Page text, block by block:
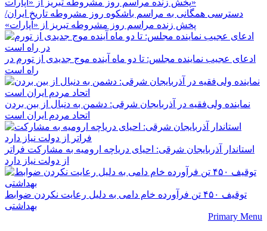
دسترسی همگانی به مراسم باشکوه روز مشروطه تاریخ ایران/
پخش زنده مراسم روز مشروطه تبریز از «آپارات»
ادعای عجیب نماینده مجلس: تا دو ماه آینده موج جدیدی از تورم در
راه است
نماینده ولی‌فقیه در آذربایجان شرقی: دشمن به دنبال از بین بردن
اتحاد مردم ایران است
استاندار آذربایجان شرقی: احیای دریاچه ارومیه به مشارکت فراتر
از دولت نیاز دارد
توقیف ۴۵۰ تن فرآورده خام دامی به دلیل رعایت نکردن ضوابط
بهداشتی
Primary Menu